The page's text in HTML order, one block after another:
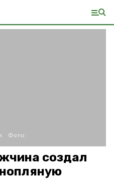
Фото:
создал